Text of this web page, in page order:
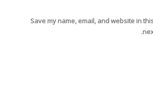
Save my name, email, and website in